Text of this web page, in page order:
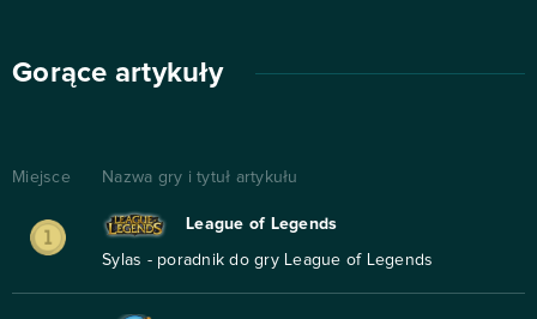
Gorące artykuły
Miejsce Nazwa gry i tytuł artykułu
League of Legends
Sylas - poradnik do gry League of Legends